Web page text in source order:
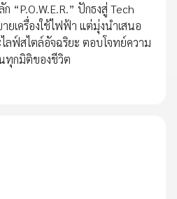
“P.O.W.E.R.” ปักธงสู่ Tech
ยเครื่องใช้ไฟฟ้า แต่มุ่งนำเสนอ
ลฟ์สไตล์อัจฉริยะ ตอบโจทย์ความ
ทุกมิติของชีวิต